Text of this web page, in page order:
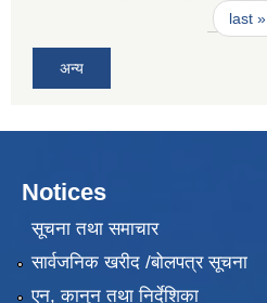
last »
अन्य
Notices
सूचना तथा समाचार
सार्वजनिक खरीद /बोलपत्र सूचना
एन, कानुन तथा निर्देशिका